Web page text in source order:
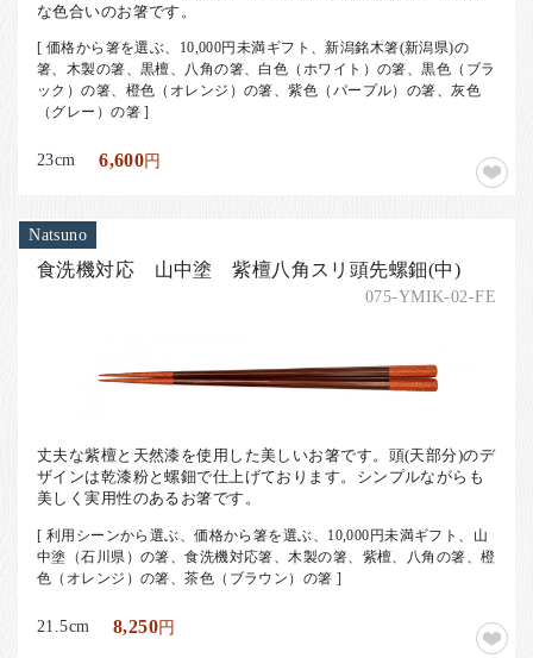
な色合いのお箸です。
[ 価格から箸を選ぶ、10,000円未満ギフト、新潟銘木箸(新潟県)の
箸、木製の箸、黒檀、八角の箸、白色（ホワイト）の箸、黒色（ブラ
ック）の箸、橙色（オレンジ）の箸、紫色（パープル）の箸、灰色
（グレー）の箸 ]
23cm 6,600円
Natsuno
食洗機対応 山中塗 紫檀八角スリ頭先螺鈿(中)
075-YMIK-02-FE
丈夫な紫檀と天然漆を使用した美しいお箸です。頭(天部分)のデ
ザインは乾漆粉と螺鈿で仕上げております。シンプルながらも
美しく実用性のあるお箸です。
[ 利用シーンから選ぶ、価格から箸を選ぶ、10,000円未満ギフト、山
中塗（石川県）の箸、食洗機対応箸、木製の箸、紫檀、八角の箸、橙
色（オレンジ）の箸、茶色（ブラウン）の箸 ]
21.5cm 8,250円